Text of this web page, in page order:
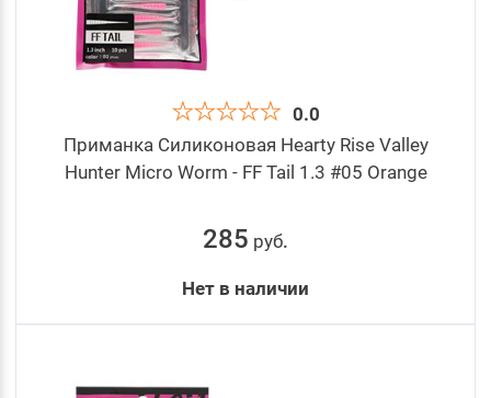
0.0
Приманка Силиконовая Hearty Rise Valley
Hunter Micro Worm - FF Tail 1.3 #05 Orange
285 руб.
Нет в наличии